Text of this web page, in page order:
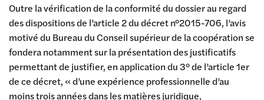
Outre la vérification de la conformité du dossier au regard
des dispositions de l’article 2 du décret n°2015-706, l’avis
motivé du Bureau du Conseil supérieur de la coopération se
fondera notamment sur la présentation des justificatifs
permettant de justifier, en application du 3° de l’article 1er
de ce décret, « d’une expérience professionnelle d’au
moins trois années dans les matières juridique,